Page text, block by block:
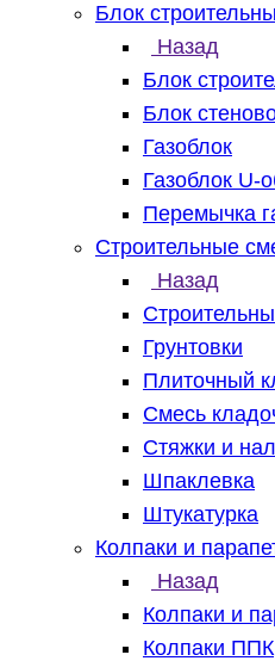
Блок
Назад
Блок
Блок
Газоблок
Газоблок U-
Перемычка
Строительные
Назад
Грунтовки
Плиточный
Смесь
Стяжки и
Шпаклевка
Штукатурка
Колпаки и
Назад
Колпаки и
Колпаки ППК